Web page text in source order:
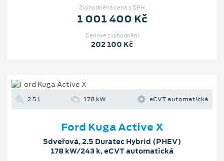
Zvýhodněná cena s DPH
1 001 400 Kč
Cenové zvýhodnění
202 100 Kč
2.5 l 178 kW eCVT automatická
Ford Kuga Active X
5dveřová, 2.5 Duratec Hybrid (PHEV)
178 kW/243 k, eCVT automatická